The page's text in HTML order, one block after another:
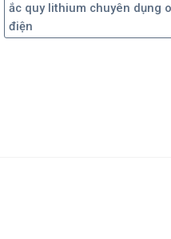
ắc quy lithium chuyên dụng
điện